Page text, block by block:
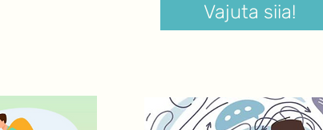
Vajuta siia!